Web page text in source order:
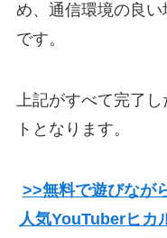
め、通信環境の良
です。
上記がすべて完了
トとなります。
>>無料で遊びなが
人気YouTuberヒカ